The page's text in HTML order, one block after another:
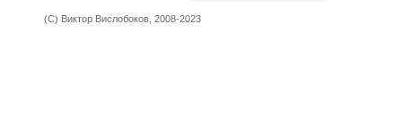
(С) Виктор Вислобоков, 2008-2023